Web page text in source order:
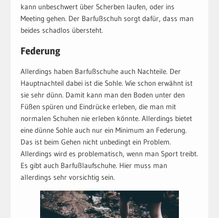
kann unbeschwert über Scherben laufen, oder ins
Meeting gehen. Der Barfußschuh sorgt dafür, dass man
beides schadlos übersteht.
Federung
Allerdings haben Barfußschuhe auch Nachteile. Der
Hauptnachteil dabei ist die Sohle. Wie schon erwähnt ist
sie sehr dünn. Damit kann man den Boden unter den
Füßen spüren und Eindrücke erleben, die man mit
normalen Schuhen nie erleben könnte. Allerdings bietet
eine dünne Sohle auch nur ein Minimum an Federung.
Das ist beim Gehen nicht unbedingt ein Problem.
Allerdings wird es problematisch, wenn man Sport treibt.
Es gibt auch Barfußlaufschuhe. Hier muss man
allerdings sehr vorsichtig sein.